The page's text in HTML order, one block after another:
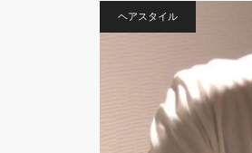
ヘアスタイル